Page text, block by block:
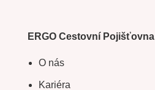
ERGO Cestovní Pojišťovna
O nás
Kariéra